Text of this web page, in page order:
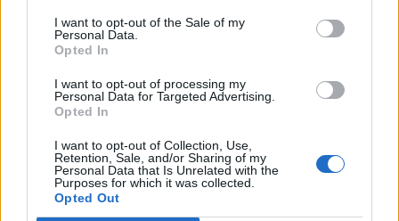
I want to opt-out of the Sale of my
Personal Data.
Opted In
I want to opt-out of processing my
Personal Data for Targeted Advertising.
Opted In
I want to opt-out of Collection, Use,
Retention, Sale, and/or Sharing of my
Personal Data that Is Unrelated with the
Purposes for which it was collected.
Opted Out
Olimpiadi della Sostenibilità, le buone
notizie dei ragazzi del TG-Teens,
Mondo Futuro, Laboratorio di filosofia:
diverse scuole italiane, app e progetti
che amano l’ambiente.